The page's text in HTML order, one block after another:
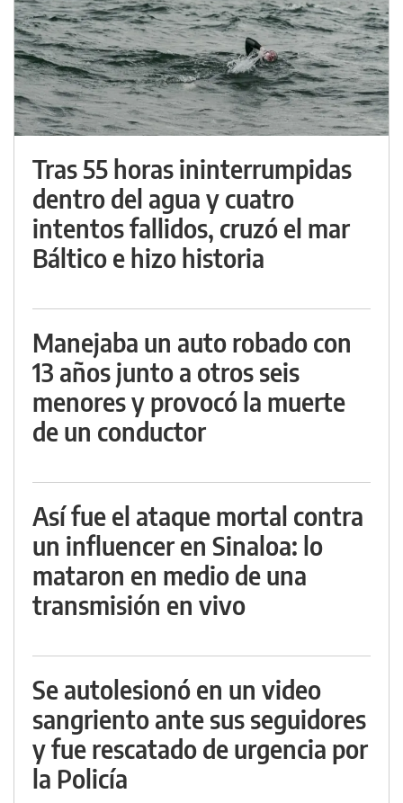
Tras 55 horas ininterrumpidas
dentro del agua y cuatro
intentos fallidos, cruzó el mar
Báltico e hizo historia
Manejaba un auto robado con
13 años junto a otros seis
menores y provocó la muerte
de un conductor
Así fue el ataque mortal contra
un influencer en Sinaloa: lo
mataron en medio de una
transmisión en vivo
Se autolesionó en un video
sangriento ante sus seguidores
y fue rescatado de urgencia por
la Policía